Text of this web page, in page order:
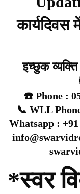
कार्यदिवस
इच्छुक
☎️ Phone :
📞 WLL
Whatsapp :
*स्वर